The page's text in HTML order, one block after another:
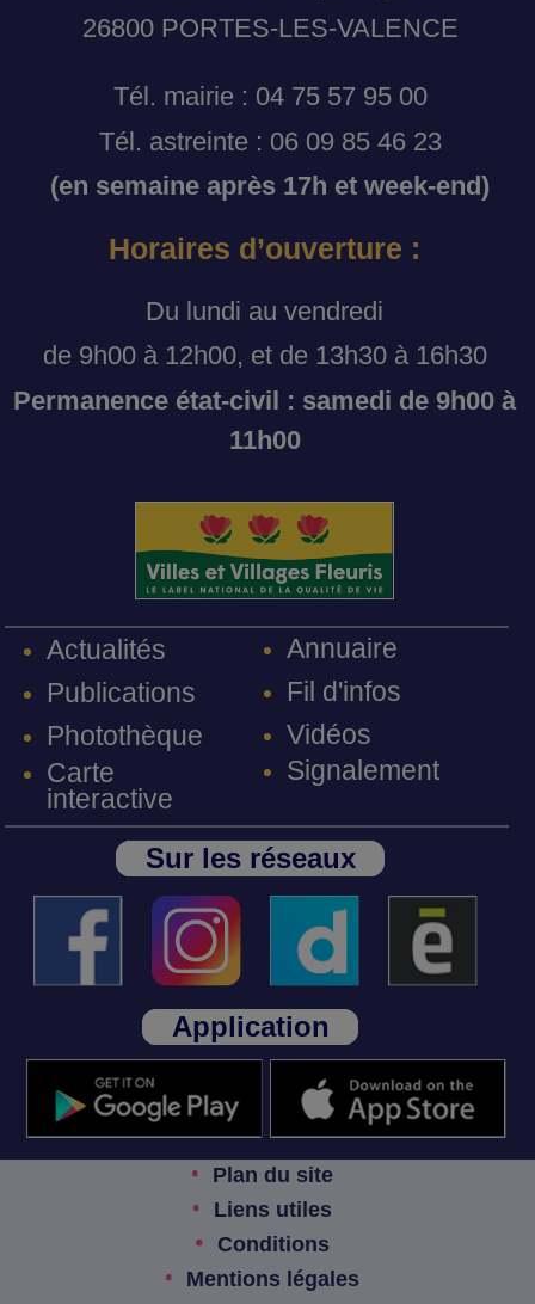
26800 PORTES-LES-VALENCE
Tél. mairie : 04 75 57 95 00
Tél. astreinte : 06 09 85 46 23
(en semaine après 17h et week-end)
Horaires d’ouverture :
Du lundi au vendredi
de 9h00 à 12h00, et de 13h30 à 16h30
Permanence état-civil : samedi de 9h00 à
11h00
Actualités
Publications
Photothèque
Carte
interactive
Annuaire
Fil d'infos
Vidéos
Signalement
Sur les réseaux
Application
Plan du site
Liens utiles
Conditions
Mentions légales